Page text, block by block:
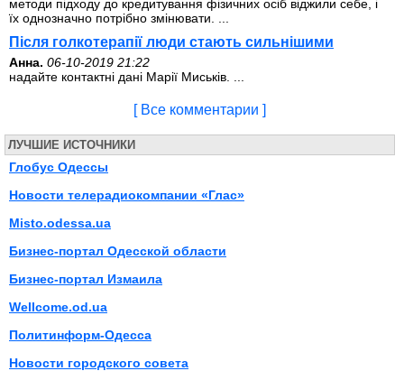
методи підходу до кредитування фізичних осіб віджили себе, і
їх однозначно потрібно змінювати. ...
Після голкотерапії люди стають сильнішими
Анна. 06-10-2019 21:22
надайте контактні дані Марії Миськів. ...
[ Все комментарии ]
ЛУЧШИЕ ИСТОЧНИКИ
Глобус Одессы
Новости телерадиокомпании «Глас»
Misto.odessa.ua
Бизнес-портал Одесской области
Бизнес-портал Измаила
Wellcome.od.ua
Политинформ-Одесса
Новости городского совета